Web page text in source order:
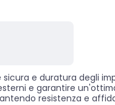
sicura e duratura degli
e garantire
resistenza e